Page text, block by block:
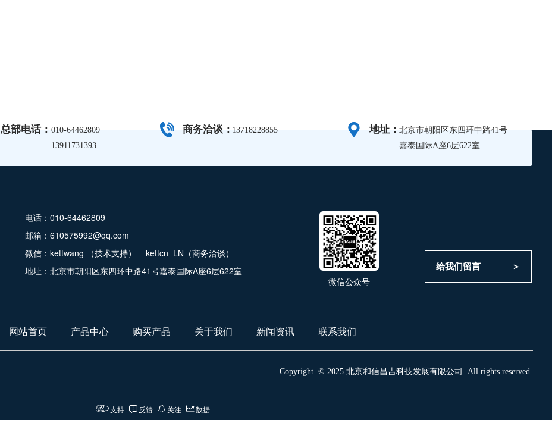
总部电话： 010-64462809
13911731393
商务洽谈：13718228855 地址：北京市朝阳区东四环中路41号
嘉泰国际A座6层622室
电话：010-64462809
邮箱：610575992@qq.com
微信： kettwang （技术支持） kettcn_LN（商务洽谈）
地址：北京市朝阳区东四环中路41号嘉泰国际A座6层622室
微信公众号
给我们留言             ＞
网站首页 产品中心 购买产品 关于我们 新闻资讯 联系我们
Copyright  © 2025 北京和信昌吉科技发展有限公司  All rights reserved.
支持 反馈 关注 数据